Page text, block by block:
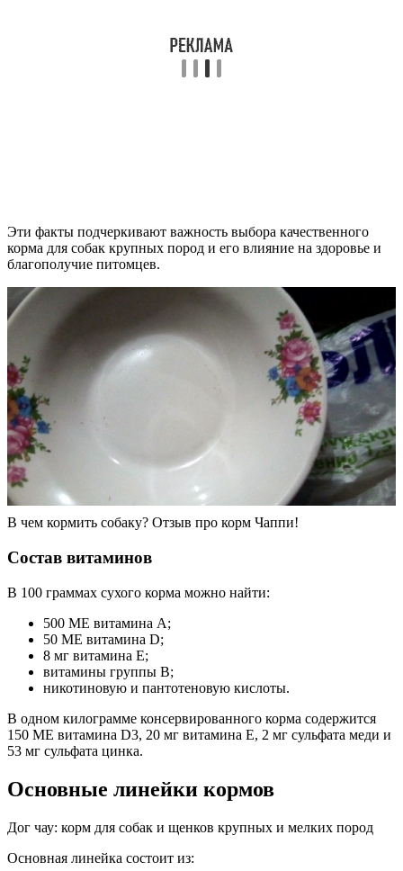
Эти факты подчеркивают важность выбора качественного
корма для собак крупных пород и его влияние на здоровье и
благополучие питомцев.
В чем кормить собаку? Отзыв про корм Чаппи!
Состав витаминов
В 100 граммах сухого корма можно найти:
500 МЕ витамина А;
50 МЕ витамина D;
8 мг витамина Е;
витамины группы B;
никотиновую и пантотеновую кислоты.
В одном килограмме консервированного корма содержится
150 МЕ витамина D3, 20 мг витамина Е, 2 мг сульфата меди и
53 мг сульфата цинка.
Основные линейки кормов
Дог чау: корм для собак и щенков крупных и мелких пород
Основная линейка состоит из: